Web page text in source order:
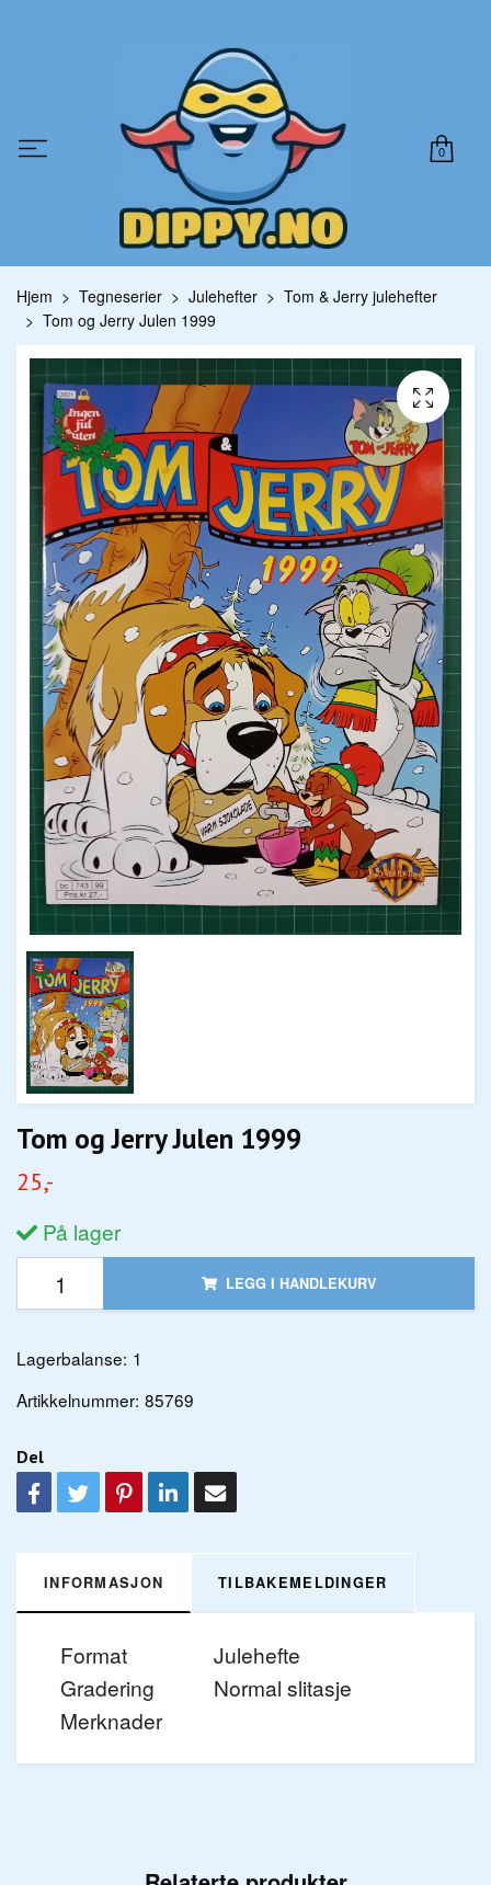
0
Hjem Tegneserier Julehefter
Tom & Jerry julehefter
Tom og Jerry Julen 1999
Tom og Jerry Julen 1999
25,-
På lager
LEGG I HANDLEKURV
Lagerbalanse: 1
Artikkelnummer: 85769
Del
INFORMASJON TILBAKEMELDINGER
Format
Julehefte
Gradering
Normal slitasje
Merknader